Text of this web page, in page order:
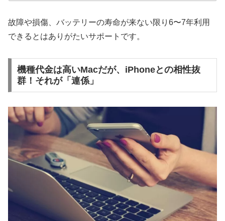
故障や損傷、バッテリーの寿命が来ない限り6〜7年利用
できるとはありがたいサポートです。
機種代金は高いMacだが、iPhoneとの相性抜
群！それが「連係」